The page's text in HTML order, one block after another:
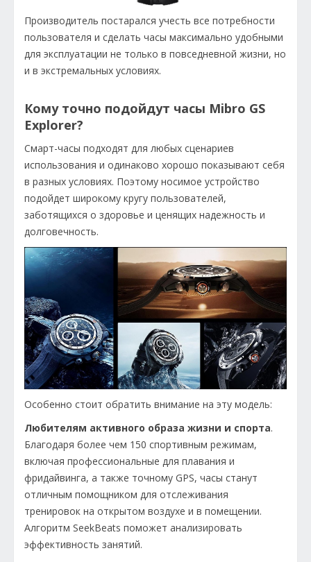
Производитель постарался учесть все потребности
пользователя и сделать часы максимально удобными
для эксплуатации не только в повседневной жизни, но
и в экстремальных условиях.
Кому точно подойдут часы Mibro GS
Explorer?
Смарт-часы подходят для любых сценариев
использования и одинаково хорошо показывают себя
в разных условиях. Поэтому носимое устройство
подойдет широкому кругу пользователей,
заботящихся о здоровье и ценящих надежность и
долговечность.
Особенно стоит обратить внимание на эту модель:
Любителям активного образа жизни и спорта.
Благодаря более чем 150 спортивным режимам,
включая профессиональные для плавания и
фридайвинга, а также точному GPS, часы станут
отличным помощником для отслеживания
тренировок на открытом воздухе и в помещении.
Алгоритм SeekBeats поможет анализировать
эффективность занятий.